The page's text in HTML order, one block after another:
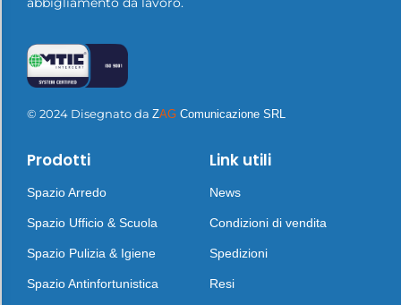
© 2024 Disegnato da ZAG Comunicazione SRL
Prodotti
Spazio Arredo
Spazio Ufficio & Scuola
Spazio Pulizia & Igiene
Spazio Antinfortunistica
Link utili
News
Condizioni di vendita
Spedizioni
Resi